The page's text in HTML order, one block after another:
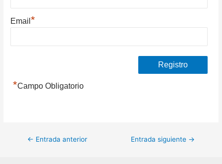
Email*
*Campo Obligatorio
Navegación
← Entrada anterior Entrada siguiente →